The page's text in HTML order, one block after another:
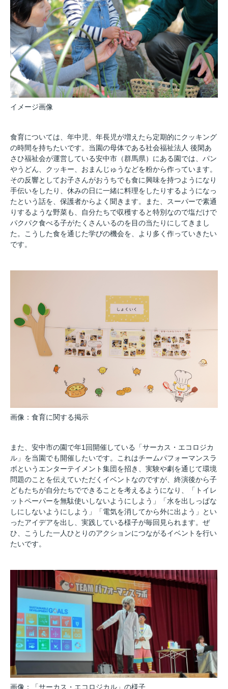
イメージ画像
食育については、年中児、年長児が増えたら定期的にクッキング
の時間を持ちたいです。当園の母体である社会福祉法人 後閑あ
さひ福祉会が運営している安中市（群馬県）にある園では、パン
やうどん、クッキー、おまんじゅうなどを粉から作っています。
その反響としてお子さんがおうちでも食に興味を持つようになり
手伝いをしたり、休みの日に一緒に料理をしたりするようになっ
たという話を、保護者からよく聞きます。また、スーパーで素通
りするような野菜も、自分たちで収穫すると特別なので塩だけで
パクパク食べる子がたくさんいるのを目の当たりにしてきまし
た。こうした食を通じた学びの機会を、より多く作っていきたい
です。
画像：食育に関する掲示
また、安中市の園で年1回開催している「サーカス・エコロジカ
ル」を当園でも開催したいです。これはチームパフォーマンスラ
ボというエンターテイメント集団を招き、実験や劇を通じて環境
問題のことを伝えていただくイベントなのですが、終演後から子
どもたちが自分たちでできることを考えるようになり、「トイレ
ットペーパーを無駄使いしないようにしよう」「水を出しっぱな
しにしないようにしよう」「電気を消してから外に出よう」とい
ったアイデアを出し、実践している様子が毎回見られます。ぜ
ひ、こうした一人ひとりのアクションにつながるイベントを行い
たいです。
画像：「サーカス・エコロジカル」の様子